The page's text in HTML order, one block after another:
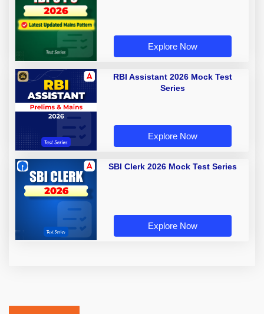
Explore Now
RBI Assistant 2026 Mock Test
Series
Explore Now
SBI Clerk 2026 Mock Test Series
Explore Now